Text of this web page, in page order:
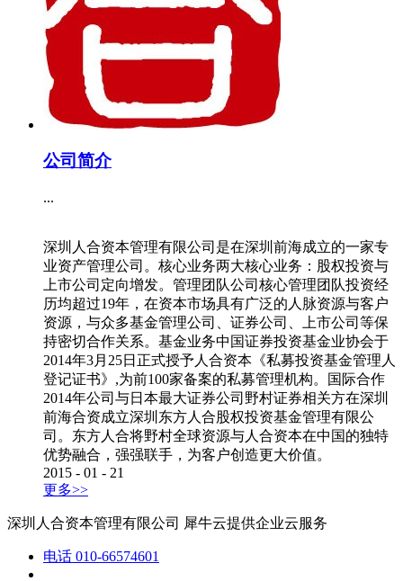
公司简介
...
深圳人合资本管理有限公司是在深圳前海成立的一家专
业资产管理公司。核心业务两大核心业务：股权投资与
上市公司定向增发。管理团队公司核心管理团队投资经
历均超过19年，在资本市场具有广泛的人脉资源与客户
资源，与众多基金管理公司、证券公司、上市公司等保
持密切合作关系。基金业务中国证券投资基金业协会于
2014年3月25日正式授予人合资本《私募投资基金管理人
登记证书》,为前100家备案的私募管理机构。国际合作
2014年公司与日本最大证券公司野村证券相关方在深圳
前海合资成立深圳东方人合股权投资基金管理有限公
司。东方人合将野村全球资源与人合资本在中国的独特
优势融合，强强联手，为客户创造更大价值。
2015 - 01 - 21
更多>>
深圳人合资本管理有限公司 犀牛云提供企业云服务
电话 010-66574601